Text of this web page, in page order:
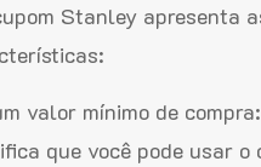
Stanley apresenta
valor mínimo de
que você pode usar o